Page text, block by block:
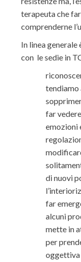
terapeuta che
comprenderne
In linea
con le sedie in
tendiamo
far
emozioni
di nuovi
far
alcuni
mette in
per
oggettiva